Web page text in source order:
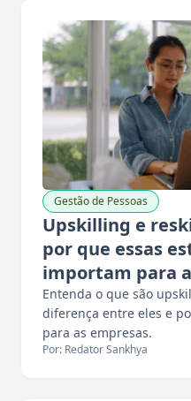
Gestão de Pessoas
Upskilling e
por que essas
importam para
Entenda o que são
diferença entre eles e
para as empresas.
Por: Redator Sankhya